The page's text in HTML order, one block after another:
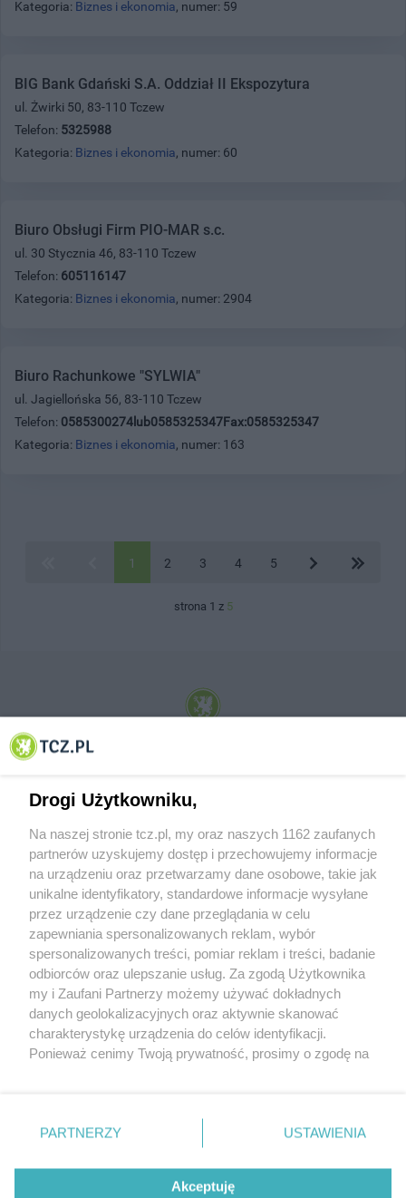
Kategoria: Biznes i ekonomia, numer: 59
BIG Bank Gdański S.A. Oddział II Ekspozytura
ul. Żwirki 50, 83-110 Tczew
Telefon: 5325988
Kategoria: Biznes i ekonomia, numer: 60
Biuro Obsługi Firm PIO-MAR s.c.
ul. 30 Stycznia 46, 83-110 Tczew
Telefon: 605116147
Kategoria: Biznes i ekonomia, numer: 2904
Biuro Rachunkowe "SYLWIA"
ul. Jagiellońska 56, 83-110 Tczew
Telefon: 0585300274lub0585325347Fax:0585325347
Kategoria: Biznes i ekonomia, numer: 163
1 2 3 4 5
strona 1 z 5
© 2001-2026 Tczew - TCZ.PL Sp. z o.o. Internetowy Serwis Informacyjny Miasta
O FIRMIE POLITYKA PRYWATNOŚCI HOSTING
REKLAMA WSPÓŁPRACA RSS FACEBOOK KONTAKT
Nasze serwisy
Aktualności
Tcz24
Historia miasta
Muzyka i kultura
Archiwum wydarzeń
Zdjęcia miasta
Drogi Użytkowniku,
Na naszej stronie tcz.pl, my oraz naszych 1162 zaufanych
partnerów uzyskujemy dostęp i przechowujemy informacje
na urządzeniu oraz przetwarzamy dane osobowe, takie jak
unikalne identyfikatory, standardowe informacje wysyłane
przez urządzenie czy dane przeglądania w celu
zapewniania spersonalizowanych reklam, wybór
spersonalizowanych treści, pomiar reklam i treści, badanie
odbiorców oraz ulepszanie usług. Za zgodą Użytkownika
my i Zaufani Partnerzy możemy używać dokładnych
danych geolokalizacyjnych oraz aktywnie skanować
charakterystykę urządzenia do celów identyfikacji.
Ponieważ cenimy Twoją prywatność, prosimy o zgodę na
znajdujący się w lewym dolnym rogu strony
. Niektóre
PARTNERZY USTAWIENIA
Akceptuję